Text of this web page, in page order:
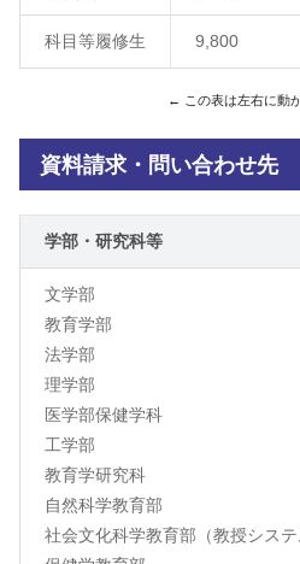
科目等履修生 9,800
資料請求・問い合わせ先
学部・研究科等
文学部
教育学部
法学部
理学部
医学部保健学科
工学部
教育学研究科
自然科学教育部
社会文化科学教育部（教授システ